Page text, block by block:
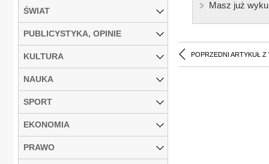
Masz już
POPRZEDNI ARTYKUŁ Z
ŚWIAT
PUBLICYSTYKA, OPINIE
KULTURA
NAUKA
SPORT
EKONOMIA
PRAWO